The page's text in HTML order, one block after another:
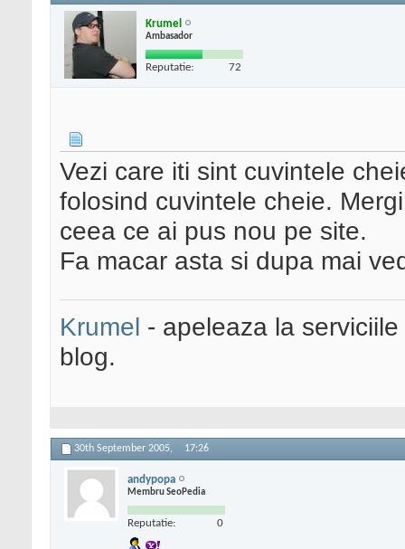
Krumel
Ambasador
Reputatie: 72
Vezi care iti sint cuvintele
folosind cuvintele cheie.
ceea ce ai pus nou pe site.
Fa macar asta si dupa mai
Krumel - apeleaza la
blog.
30th September 2005, 17:26
andypopa
Membru SeoPedia
Reputatie: 0